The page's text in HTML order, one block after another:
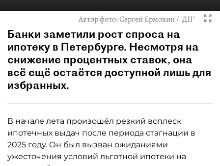
Автор фото:Сергей Ермохин / "ДП"
Банки заметили рост спроса на
ипотеку в Петербурге. Несмотря на
снижение процентных ставок, она
всё ещё остаётся доступной лишь для
избранных.
В начале лета произошёл резкий всплеск
ипотечных выдач после периода стагнации в
2025 году. Он был вызван ожиданиями
ужесточения условий льготной ипотеки на